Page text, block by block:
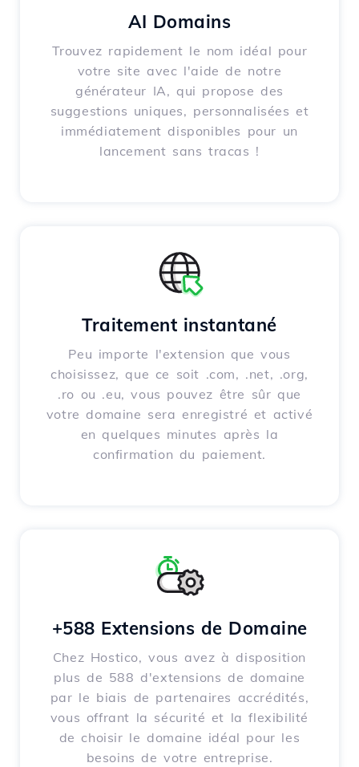
AI Domains
Trouvez rapidement le nom idéal pour
votre site avec l'aide de notre
générateur IA, qui propose des
suggestions uniques, personnalisées et
immédiatement disponibles pour un
lancement sans tracas !
Traitement instantané
Peu importe l'extension que vous
choisissez, que ce soit .com, .net, .org,
.ro ou .eu, vous pouvez être sûr que
votre domaine sera enregistré et activé
en quelques minutes après la
confirmation du paiement.
+588 Extensions de Domaine
Chez Hostico, vous avez à disposition
plus de 588 d'extensions de domaine
par le biais de partenaires accrédités,
vous offrant la sécurité et la flexibilité
de choisir le domaine idéal pour les
besoins de votre entreprise.